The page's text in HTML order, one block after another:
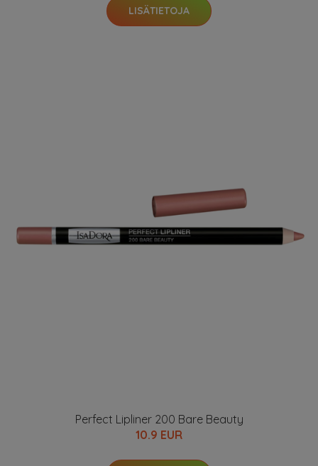
LISÄTIETOJA
Perfect Lipliner 200 Bare Beauty
10.9 EUR